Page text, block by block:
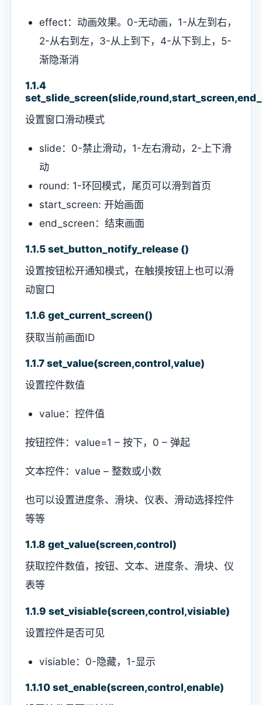
effect：动画效果。0-无动画，1-从左到右，
2-从右到左，3-从上到下，4-从下到上，5-
渐隐渐消
1.1.4
设置窗口滑动模式
slide：0-禁止滑动，1-左右滑动，2-上下滑
动
round: 1-环回模式，尾页可以滑到首页
start_screen: 开始画面
end_screen：结束画面
1.1.5 set_button_notify_release ()
设置按钮松开通知模式，在触摸按钮上也可以滑
动窗口
1.1.6 get_current_screen()
获取当前画面ID
1.1.7 set_value(screen,control,value)
设置控件数值
value：控件值
按钮控件：value=1 – 按下，0 – 弹起
文本控件：value – 整数或小数
也可以设置进度条、滑块、仪表、滑动选择控件
等等
1.1.8 get_value(screen,control)
获取控件数值，按钮、文本、进度条、滑块、仪
表等
1.1.9 set_visiable(screen,control,visiable)
设置控件是否可见
visiable：0-隐藏，1-显示
1.1.10 set_enable(screen,control,enable)